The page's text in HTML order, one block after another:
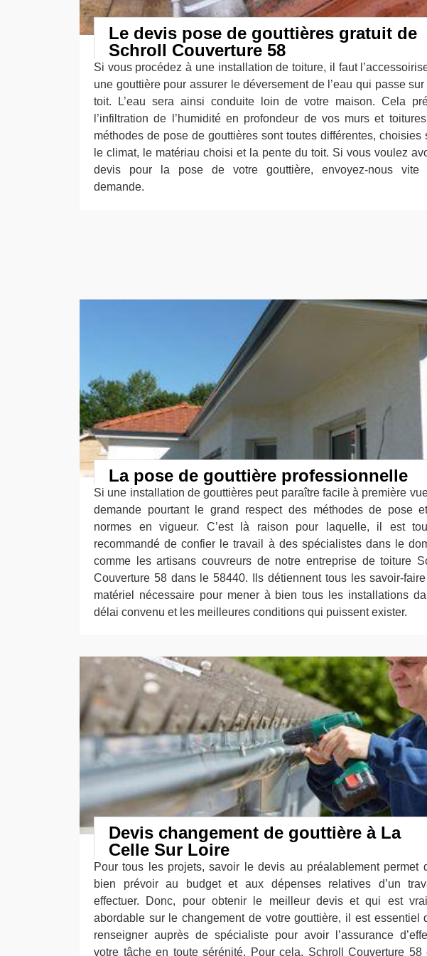
Le devis pose de gouttières gratuit de
Schroll Couverture 58
Si vous procédez à une installation de toiture, il faut
une gouttière pour assurer le déversement de l’eau qui passe sur
toit. L’eau sera ainsi conduite loin de votre maison. Cela
l’infiltration de l’humidité en profondeur de vos murs et
méthodes de pose de gouttières sont toutes différentes, choisies
le climat, le matériau choisi et la pente du toit. Si vous voulez
devis pour la pose de votre gouttière, envoyez-nous vite
demande.
La pose de gouttière professionnelle
Si une installation de gouttières peut paraître facile à première
demande pourtant le grand respect des méthodes de pose
normes en vigueur. C’est là raison pour laquelle, il est
recommandé de confier le travail à des spécialistes dans le
comme les artisans couvreurs de notre entreprise de toiture
Couverture 58 dans le 58440. Ils détiennent tous les savoir-
matériel nécessaire pour mener à bien tous les installations
délai convenu et les meilleures conditions qui puissent exister.
Devis changement de gouttière à La
Celle Sur Loire
Pour tous les projets, savoir le devis au préalablement permet
bien prévoir au budget et aux dépenses relatives d’un
effectuer. Donc, pour obtenir le meilleur devis et qui est
abordable sur le changement de votre gouttière, il est essentiel
renseigner auprès de spécialiste pour avoir l’assurance
votre tâche en toute sérénité. Pour cela, Schroll Couverture 58